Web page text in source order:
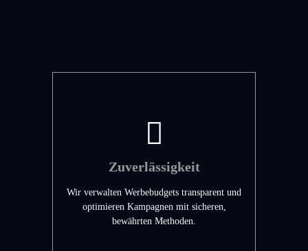
Zuverlässigkeit
Wir verwalten Werbebudgets transparent und
optimieren Kampagnen mit sicheren,
bewährten Methoden.